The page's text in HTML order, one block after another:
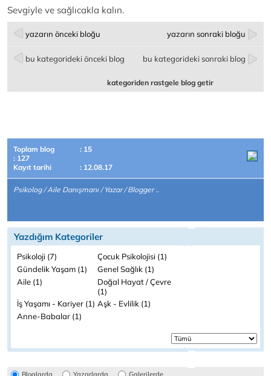
Sevgiyle ve sağlıcakla kalın.
yazarın önceki bloğu yazarın sonraki bloğu
bu kategorideki önceki blog bu kategorideki sonraki blog
kategoriden rastgele blog getir
Toplam blog
: 15
: 127
Kayıt tarihi
: 12.08.17
Psikolog / Aile Danışmanı / Yazar / Blogger ..
Yazdığım Kategoriler
Psikoloji (7)
Çocuk Psikolojisi (1)
Gündelik Yaşam (1)
Genel Sağlık (1)
Aile (1)
Doğal Hayat / Çevre
(1)
İş Yaşamı - Kariyer (1) Aşk - Evlilik (1)
Anne-Babalar (1)
Bloglarda Yazarlarda Galerilerde